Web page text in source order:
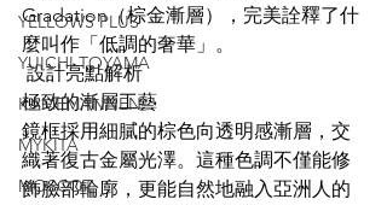
YELLOWS PLUS
YUICHI TOYAMA
KAMEMANNEN
MYKITA
MOSCOT
Gradation（棕金漸層），完美詮釋了什
麼叫作「低調的奢華」。
設計亮點解析
極致的漸層工藝
鏡框採用細膩的棕色向透明感漸層，交
織著復古金屬光澤。這種色調不僅能修
飾臉部輪廓，更能自然地融入亞洲人的